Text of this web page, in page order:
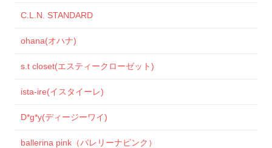
C.L.N. STANDARD
ohana(オハナ)
s.t closet(エスティークローゼット)
ista-ire(イスタイーレ)
D*g*y(ディージーワイ)
ballerina pink（バレリーナピンク）